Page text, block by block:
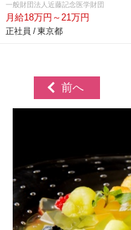
一般財団法人近藤記念医学財団
月給18万円～21万円
正社員 / 東京都
前へ